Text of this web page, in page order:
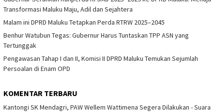
Transformasi Maluku Maju, Adil dan Sejahtera
Malam ini DPRD Maluku Tetapkan Perda RTRW 2025–2045
Benhur Watubun Tegas: Gubernur Harus Tuntaskan TPP ASN yang
Tertunggak
Pengawasan Tahap I dan II, Komisi II DPRD Maluku Temukan Sejumlah
Persoalan di Enam OPD
KOMENTAR TERBARU
Kantongi SK Mendagri, PAW Wellem Wattimena Segera Dilakukan - Suara